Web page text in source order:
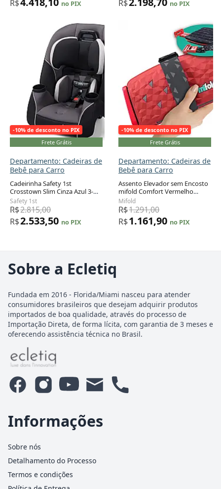
R$
no PIX
R$
no PIX
-10% de desconto no PIX
Frete Grátis
Departamento: Cadeiras de
Bebê para Carro
Cadeirinha Safety 1st
Crosstown Slim Cinza Azul 3-
em-1 Recém-nascido a 45 kg
Safety 1st
R$2.815,00
R$2.533,50 no PIX
-10% de desconto no PIX
Frete Grátis
Departamento: Cadeiras de
Bebê para Carro
Assento Elevador sem Encosto
mifold Comfort Vermelho
Corrida Portátil Grab-and-Go 18
a 45 kg
Mifold
R$1.291,00
R$1.161,90 no PIX
Sobre a Ecletiq
Fundada em 2016 - Florida/Miami nasceu para atender
consumidores brasileiros que desejam adquirir produtos
importados de boa qualidade, através do processo de
Importação Direta, de forma lícita, com garantia de 3 meses e
oferecendo assistência técnica no Brasil.
Informações
Sobre nós
Detalhamento do Processo
Termos e condições